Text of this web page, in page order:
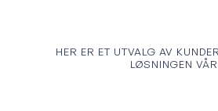
HER ER ET UTVALG AV
LØSNINGEN